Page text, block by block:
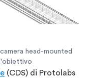
head-mounted
(CDS) di Protolabs